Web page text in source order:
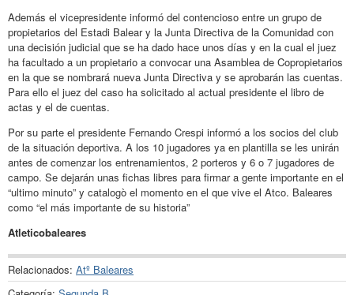
Además el vicepresidente informó del contencioso entre un grupo de
propietarios del Estadi Balear y la Junta Directiva de la Comunidad con
una decisión judicial que se ha dado hace unos días y en la cual el juez
ha facultado a un propietario a convocar una Asamblea de Copropietarios
en la que se nombrará nueva Junta Directiva y se aprobarán las cuentas.
Para ello el juez del caso ha solicitado al actual presidente el libro de
actas y el de cuentas.
Por su parte el presidente Fernando Crespi informó a los socios del club
de la situación deportiva. A los 10 jugadores ya en plantilla se les unirán
antes de comenzar los entrenamientos, 2 porteros y 6 o 7 jugadores de
campo. Se dejarán unas fichas libres para firmar a gente importante en el
“ultimo minuto” y catalogò el momento en el que vive el Atco. Baleares
como “el más importante de su historia”
Atleticobaleares
Relacionados: Atº Baleares